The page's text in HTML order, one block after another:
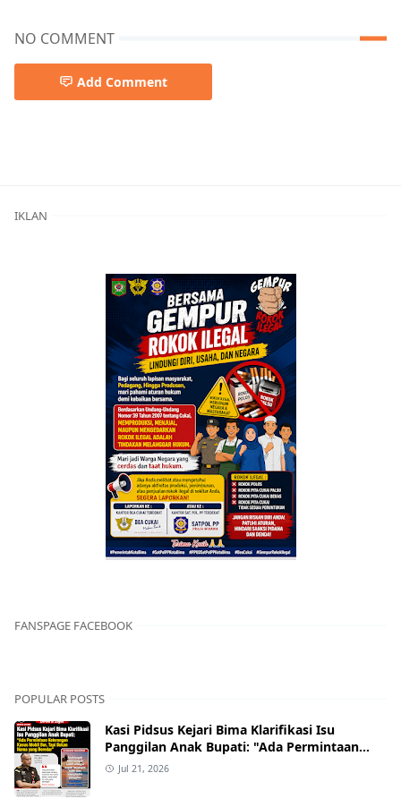
NO COMMENT
Add Comment
IKLAN
FANSPAGE FACEBOOK
POPULAR POSTS
Kasi Pidsus Kejari Bima Klarifikasi Isu
Panggilan Anak Bupati: "Ada Permintaan
Keterangan Kasus Mobil Bor, Tapi Bukan
Jul 21, 2026